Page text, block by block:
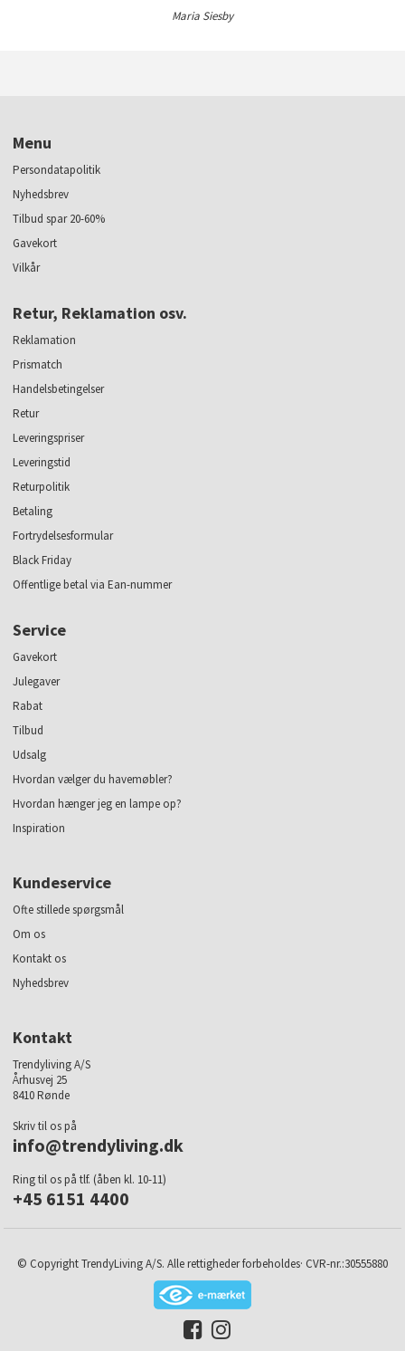
Maria Siesby
Menu
Persondatapolitik
Nyhedsbrev
Tilbud spar 20-60%
Gavekort
Vilkår
Retur, Reklamation osv.
Reklamation
Prismatch
Handelsbetingelser
Retur
Leveringspriser
Leveringstid
Returpolitik
Betaling
Fortrydelsesformular
Black Friday
Offentlige betal via Ean-nummer
Service
Gavekort
Julegaver
Rabat
Tilbud
Udsalg
Hvordan vælger du havemøbler?
Hvordan hænger jeg en lampe op?
Inspiration
Kundeservice
Ofte stillede spørgsmål
Om os
Kontakt os
Nyhedsbrev
Kontakt
Trendyliving A/S
Århusvej 25
8410 Rønde
Skriv til os på
info@trendyliving.dk
Ring til os på tlf. (åben kl. 10-11)
+45 6151 4400
© Copyright TrendyLiving A/S. Alle rettigheder forbeholdes· CVR-nr.:30555880